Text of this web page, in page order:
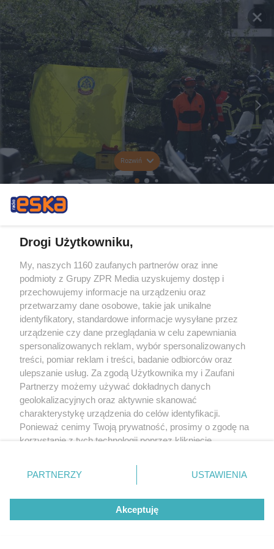
Rozwiń
Drogi Użytkowniku,
My, naszych 1160 zaufanych partnerów oraz inne
podmioty z Grupy ZPR Media uzyskujemy dostęp i
przechowujemy informacje na urządzeniu oraz
przetwarzamy dane osobowe, takie jak unikalne
identyfikatory, standardowe informacje wysyłane przez
urządzenie czy dane przeglądania w celu zapewniania
spersonalizowanych reklam, wybór spersonalizowanych
treści, pomiar reklam i treści, badanie odbiorców oraz
ulepszanie usług. Za zgodą Użytkownika my i Zaufani
Partnerzy możemy używać dokładnych danych
geolokalizacyjnych oraz aktywnie skanować
charakterystykę urządzenia do celów identyfikacji.
Ponieważ cenimy Twoją prywatność, prosimy o zgodę na
korzystanie z tych technologii poprzez kliknięcie
zmienić/wycofać klikając przycisk ustawień prywatności
znajdujący się w lewym dolnym rogu strony
rodzaje przetwarzania danych nie wymagają zgody
użytkownika, ale masz prawo sprzeciwić się takiemu
przetwarzaniu. Preferencje będą miały zastosowanie tylko
PARTNERZY USTAWIENIA
Akceptuję